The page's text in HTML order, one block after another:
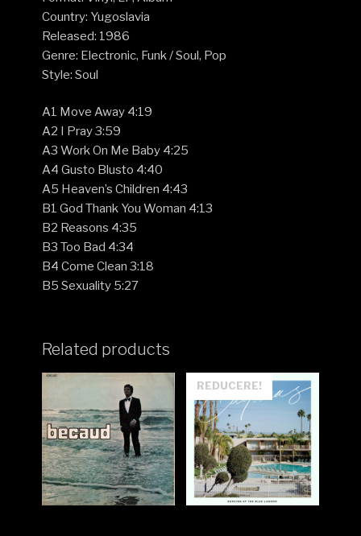
Country: Yugoslavia
Released: 1986
Genre: Electronic, Funk / Soul, Pop
Style: Soul
A1 Move Away 4:19
A2 I Pray 3:59
A3 Work On Me Baby 4:25
A4 Gusto Blusto 4:40
A5 Heaven’s Children 4:43
B1 God Thank You Woman 4:13
B2 Reasons 4:35
B3 Too Bad 4:34
B4 Come Clean 3:18
B5 Sexuality 5:27
Related products
REDUCERE!